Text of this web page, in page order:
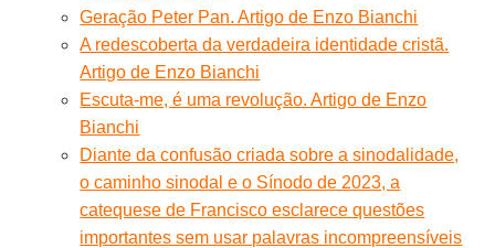
Geração Peter Pan. Artigo de Enzo Bianchi
A redescoberta da verdadeira identidade cristã.
Artigo de Enzo Bianchi
Escuta-me, é uma revolução. Artigo de Enzo
Bianchi
Diante da confusão criada sobre a sinodalidade,
o caminho sinodal e o Sínodo de 2023, a
catequese de Francisco esclarece questões
importantes sem usar palavras incompreensíveis